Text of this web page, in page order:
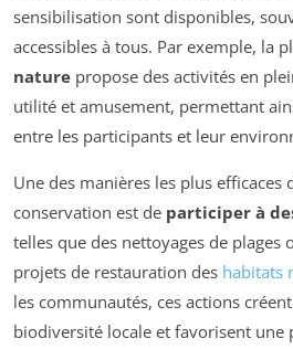
sensibilisation sont disponibles,
accessibles à tous. Par exemple, la
nature propose des activités en
utilité et amusement, permettant
entre les participants et leur
Une des manières les plus efficaces
conservation est de participer à
telles que des nettoyages de plages
projets de restauration des habitats
les communautés, ces actions
biodiversité locale et favorisent une